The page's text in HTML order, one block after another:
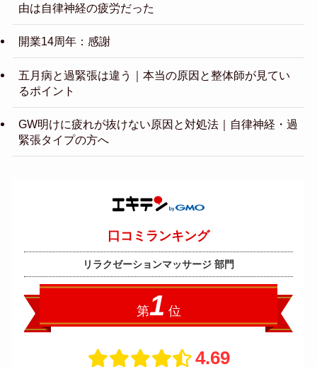
由は自律神経の疲労だった
開業14周年：感謝
五月病と過緊張は違う｜本当の原因と整体師が見てい
るポイント
GW明けに疲れが抜けない原因と対処法｜自律神経・過
緊張タイプの方へ